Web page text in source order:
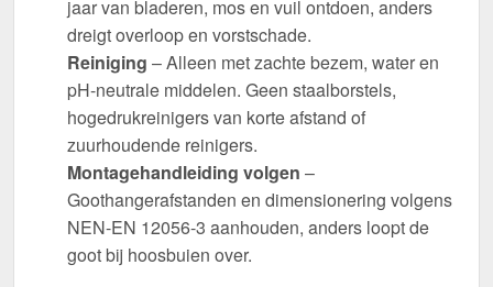
jaar van bladeren, mos en vuil ontdoen, anders
dreigt overloop en vorstschade.
Reiniging – Alleen met zachte bezem, water en
pH-neutrale middelen. Geen staalborstels,
hogedrukreinigers van korte afstand of
zuurhoudende reinigers.
Montagehandleiding volgen –
Goothangerafstanden en dimensionering volgens
NEN-EN 12056-3 aanhouden, anders loopt de
goot bij hoosbuien over.